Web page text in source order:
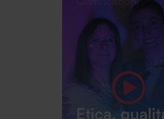
+030.3540104